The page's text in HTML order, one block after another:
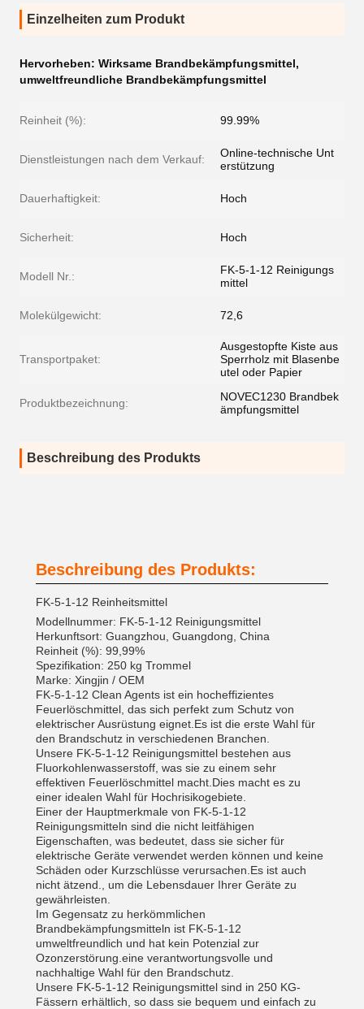
Einzelheiten zum Produkt
Hervorheben: Wirksame Brandbekämpfungsmittel,
umweltfreundliche Brandbekämpfungsmittel
Reinheit (%): 99.99%
Dienstleistungen nach dem Verkauf:
Online-technische Unt
erstützung
Dauerhaftigkeit: Hoch
Sicherheit: Hoch
Modell Nr.:
FK-5-1-12 Reinigungs
mittel
Molekülgewicht: 72,6
Transportpaket:
Ausgestopfte Kiste aus
Sperrholz mit Blasenbe
utel oder Papier
Produktbezeichnung:
NOVEC1230 Brandbek
ämpfungsmittel
Beschreibung des Produkts
Beschreibung des Produkts:
FK-5-1-12 Reinheitsmittel
Modellnummer: FK-5-1-12 Reinigungsmittel
Herkunftsort: Guangzhou, Guangdong, China
Reinheit (%): 99,99%
Spezifikation: 250 kg Trommel
Marke: Xingjin / OEM
FK-5-1-12 Clean Agents ist ein hocheffizientes
Feuerlöschmittel, das sich perfekt zum Schutz von
elektrischer Ausrüstung eignet.Es ist die erste Wahl für
den Brandschutz in verschiedenen Branchen.
Unsere FK-5-1-12 Reinigungsmittel bestehen aus
Fluorkohlenwasserstoff, was sie zu einem sehr
effektiven Feuerlöschmittel macht.Dies macht es zu
einer idealen Wahl für Hochrisikogebiete.
Einer der Hauptmerkmale von FK-5-1-12
Reinigungsmitteln sind die nicht leitfähigen
Eigenschaften, was bedeutet, dass sie sicher für
elektrische Geräte verwendet werden können und keine
Schäden oder Kurzschlüsse verursachen.Es ist auch
nicht ätzend., um die Lebensdauer Ihrer Geräte zu
gewährleisten.
Im Gegensatz zu herkömmlichen
Brandbekämpfungsmitteln ist FK-5-1-12
umweltfreundlich und hat kein Potenzial zur
Ozonzerstörung.eine verantwortungsvolle und
nachhaltige Wahl für den Brandschutz.
Unsere FK-5-1-12 Reinigungsmittel sind in 250 KG-
Fässern erhältlich, so dass sie bequem und einfach zu